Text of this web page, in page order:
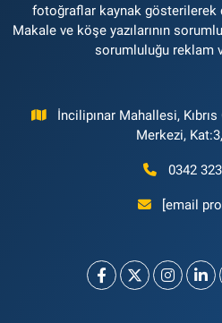
fotoğraflar kaynak gösterilerek
Makale ve köşe yazılarının
sorumluluğu reklam
İncilipınar Mahallesi,
Merkezi,
0342
[email